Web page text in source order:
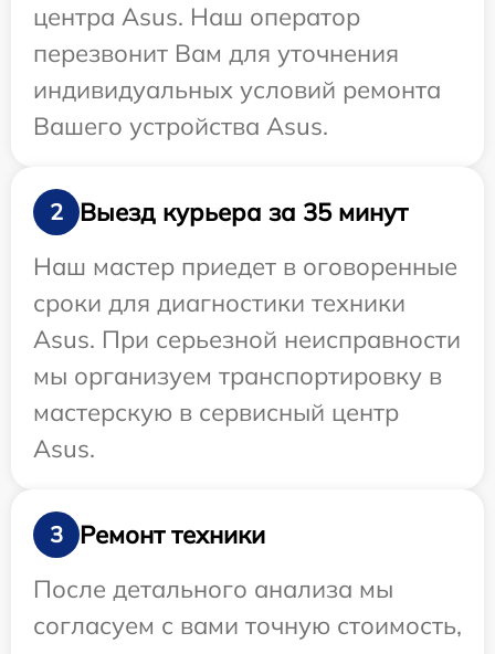
центра Asus. Наш оператор
перезвонит Вам для уточнения
индивидуальных условий ремонта
Вашего устройства Asus.
2
Выезд курьера за 35 минут
Наш мастер приедет в оговоренные
сроки для диагностики техники
Asus. При серьезной неисправности
мы организуем транспортировку в
мастерскую в сервисный центр
Asus.
3
Ремонт техники
После детального анализа мы
согласуем с вами точную стоимость,